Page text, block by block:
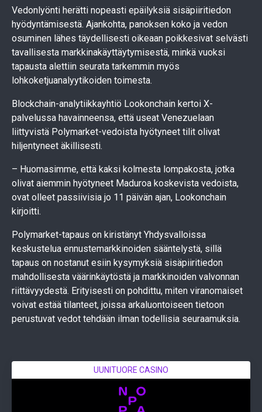
Vedonlyönti herätti nopeasti epäilyksiä sisäpiiritiedon
hyödyntämisestä. Ajankohta, panoksen koko ja vedon
osuminen lähes täydellisesti oikeaan poikkesivat selvästi
tavallisesta markkinakäyttäytymisestä, minkä vuoksi
tapausta alettiin seurata tarkemmin myös
lohkoketjuanalyytikoiden toimesta.
Blockchain-analytiikkayhtiö Lookonchain kertoi X-
palvelussa havainneensa, että useat Venezuelaan
liittyvistä Polymarket-vedoista hyötyneet tilit olivat
hiljentyneet äkillisesti.
– Huomasimme, että kaksi kolmesta lompakosta, jotka
olivat aiemmin hyötyneet Maduroa koskevista vedoista,
ovat olleet passiivisia jo 11 päivän ajan, Lookonchain
kirjoitti.
Polymarket-tapaus on kiristänyt Yhdysvalloissa
keskustelua ennustemarkkinoiden sääntelystä, sillä
tapaus on nostanut esiin kysymyksiä sisäpiiritiedon
mahdollisesta väärinkäytöstä ja markkinoiden valvonnan
riittävyydestä. Erityisesti on pohdittu, miten viranomaiset
voivat estää tilanteet, joissa arkaluontoiseen tietoon
perustuvat vedot tehdään ilman todellisia seuraamuksia.
UUNITUORE CASINO